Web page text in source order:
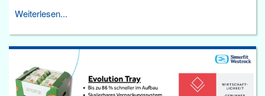
Weiterlesen...